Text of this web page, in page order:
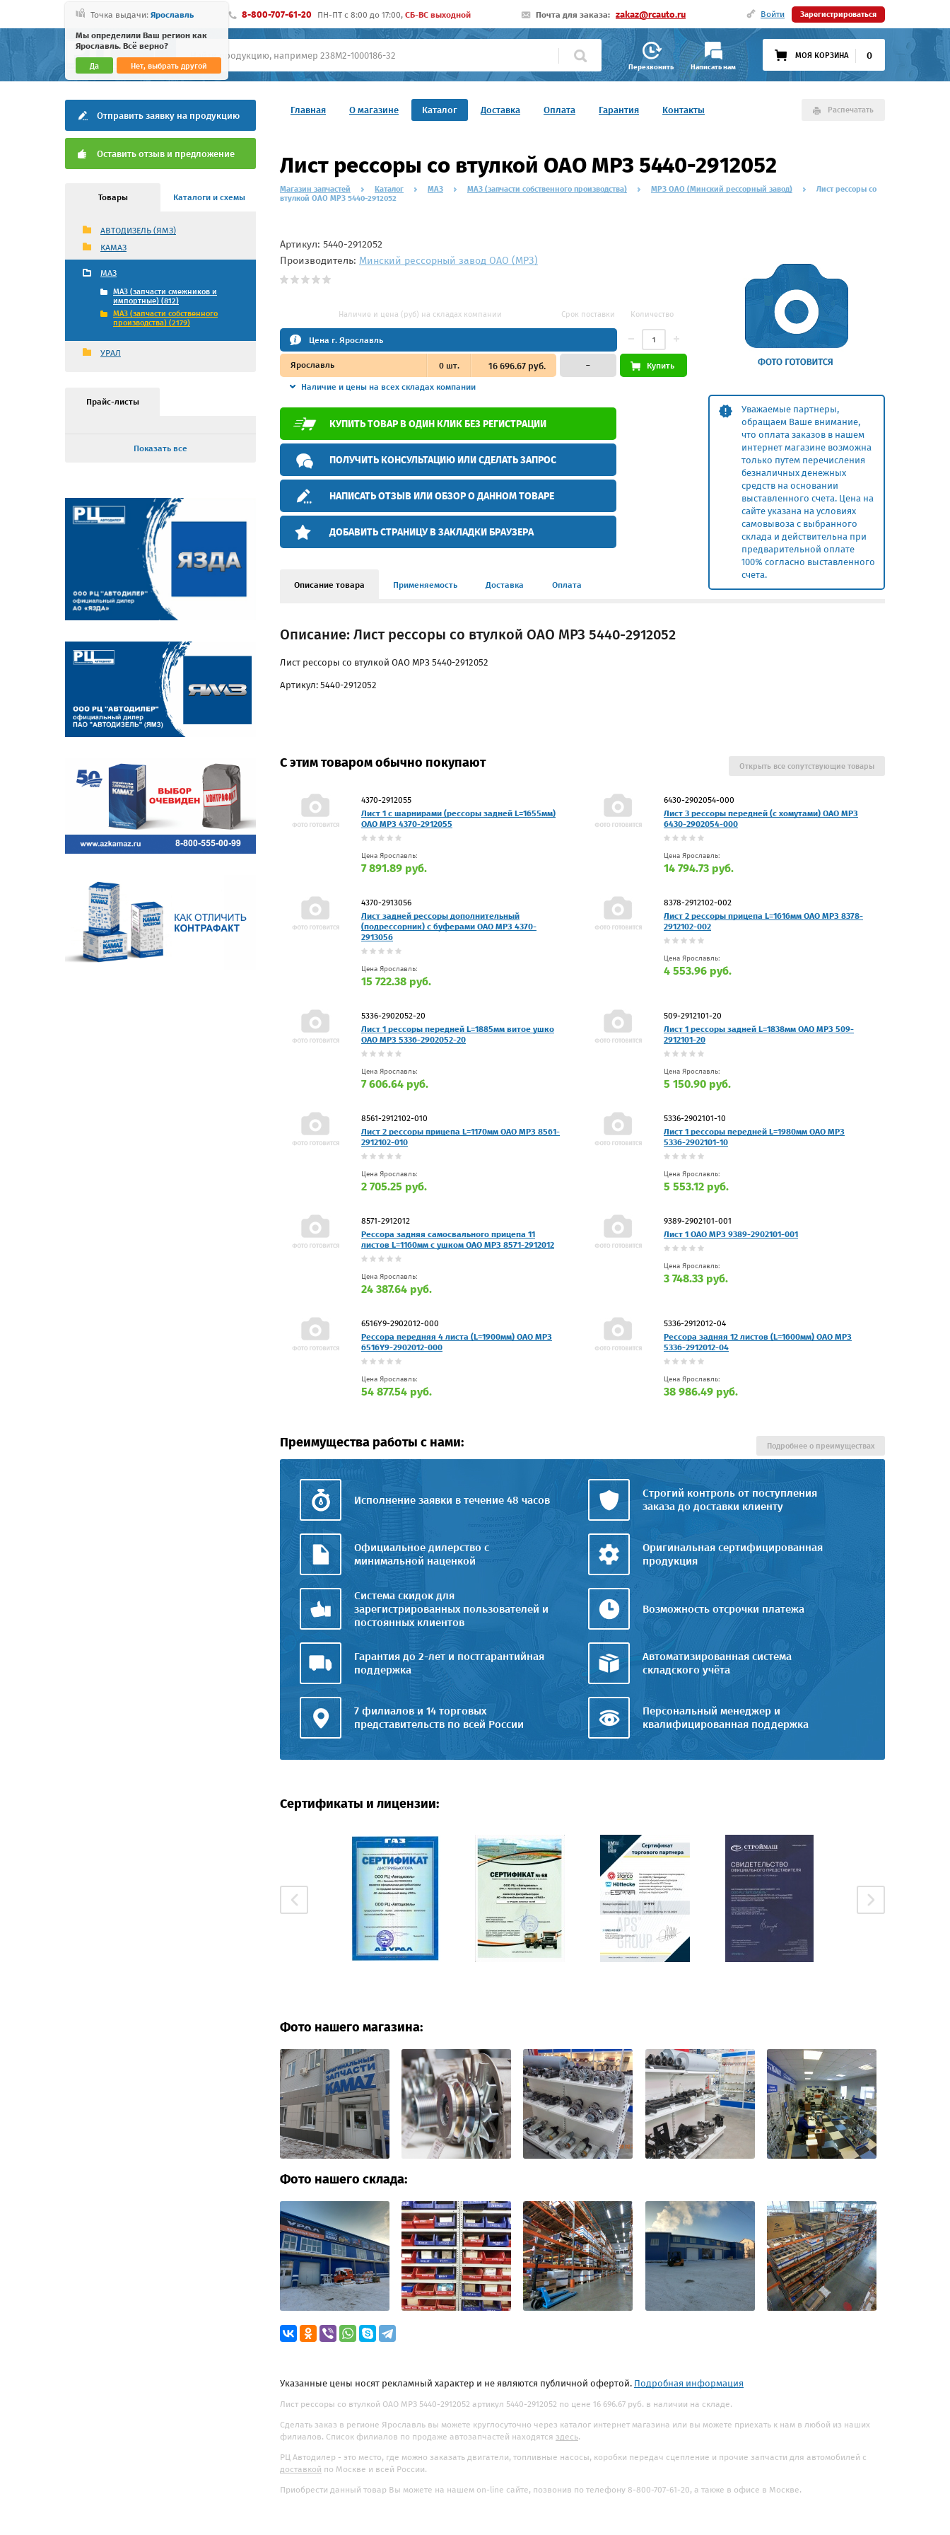
Точка выдачи: Ярославль
Мы определили Ваш регион как
Ярославль. Всё верно?
Да Нет, выбрать другой
8-800-707-61-20 ПН-ПТ c 8:00 до 17:00, СБ-ВС выходной Почта для заказа: zakaz@rcauto.ru Войти Зарегистрироваться
Перезвонить Написать нам
МОЯ КОРЗИНА 0
Главная О магазине Каталог Доставка Оплата Гарантия Контакты Распечатать
Отправить заявку на продукцию
Оставить отзыв и предложение
Товары Каталоги и схемы
АВТОДИЗЕЛЬ (ЯМЗ)
КАМАЗ
МАЗ
МАЗ (запчасти смежников и
импортные) (812)
МАЗ (запчасти собственного
производства) (2179)
УРАЛ
Прайс-листы
Показать все
Лист рессоры со втулкой ОАО МРЗ 5440-2912052
Магазин запчастей Каталог МАЗ МАЗ (запчасти собственного производства) МРЗ ОАО (Минский рессорный завод)
Лист рессоры со
втулкой ОАО МРЗ 5440-2912052
Уважаемые партнеры,
обращаем Ваше внимание,
что оплата заказов в нашем
интернет магазине возможна
только путем перечисления
безналичных денежных
средств на основании
выставленного счета. Цена на
сайте указана на условиях
самовывоза с выбранного
склада и действительна при
предварительной оплате
100% согласно выставленного
счета.
Артикул: 5440-2912052
Производитель: Минский рессорный завод ОАО (МРЗ)
Наличие и цена (руб) на складах компании Срок поставки Количество
Цена г. Ярославль
Ярославль 0шт. 16 696.67 руб.
Наличие и цены на всех складах компании
– Купить
КУПИТЬ ТОВАР В ОДИН КЛИК БЕЗ РЕГИСТРАЦИИ
ПОЛУЧИТЬ КОНСУЛЬТАЦИЮ ИЛИ СДЕЛАТЬ ЗАПРОС
НАПИСАТЬ ОТЗЫВ ИЛИ ОБЗОР О ДАННОМ ТОВАРЕ
ДОБАВИТЬ СТРАНИЦУ В ЗАКЛАДКИ БРАУЗЕРА
Описание товара Применяемость Доставка Оплата
Описание: Лист рессоры со втулкой ОАО МРЗ 5440-2912052
Лист рессоры со втулкой ОАО МРЗ 5440-2912052
Артикул: 5440-2912052
С этим товаром обычно покупают
4370-2912055
Лист 1 с шарнирами (рессоры задней L=1655мм)
ОАО МРЗ 4370-2912055
Цена Ярославль:
7 891.89 руб.
6430-2902054-000
Лист 3 рессоры передней (с хомутами) ОАО МРЗ
6430-2902054-000
Цена Ярославль:
14 794.73 руб.
4370-2913056
Лист задней рессоры дополнительный
(подрессорник) с буферами ОАО МРЗ 4370-
2913056
Цена Ярославль:
15 722.38 руб.
8378-2912102-002
Лист 2 рессоры прицепа L=1616мм ОАО МРЗ 8378-
2912102-002
Цена Ярославль:
4 553.96 руб.
5336-2902052-20
Лист 1 рессоры передней L=1885мм витое ушко
ОАО МРЗ 5336-2902052-20
Цена Ярославль:
7 606.64 руб.
509-2912101-20
Лист 1 рессоры задней L=1838мм ОАО МРЗ 509-
2912101-20
Цена Ярославль:
5 150.90 руб.
8561-2912102-010
Лист 2 рессоры прицепа L=1170мм ОАО МРЗ 8561-
2912102-010
Цена Ярославль:
2 705.25 руб.
5336-2902101-10
Лист 1 рессоры передней L=1980мм ОАО МРЗ
5336-2902101-10
Цена Ярославль:
5 553.12 руб.
8571-2912012
Рессора задняя самосвального прицепа 11
листов L=1160мм с ушком ОАО МРЗ 8571-2912012
Цена Ярославль:
24 387.64 руб.
9389-2902101-001
Лист 1 ОАО МРЗ 9389-2902101-001
Цена Ярославль:
3 748.33 руб.
6516Y9-2902012-000
Рессора передняя 4 листа (L=1900мм) ОАО МРЗ
6516Y9-2902012-000
Цена Ярославль:
54 877.54 руб.
5336-2912012-04
Рессора задняя 12 листов (L=1600мм) ОАО МРЗ
5336-2912012-04
Цена Ярославль:
38 986.49 руб.
Открыть все сопутствующие товары
Преимущества работы с нами:
Исполнение заявки в течение 48 часов
Строгий контроль от поступления
заказа до доставки клиенту
Официальное дилерство с
минимальной наценкой
Оригинальная сертифицированная
продукция
Система скидок для
зарегистрированных пользователей и
постоянных клиентов
Возможность отсрочки платежа
Гарантия до 2-лет и постгарантийная
поддержка
Автоматизированная система
складского учёта
7 филиалов и 14 торговых
представительств по всей России
Персональный менеджер и
квалифицированная поддержка
Подробнее о преимуществах
Сертификаты и лицензии:
Фото нашего магазина:
Фото нашего склада:
Указанные цены носят рекламный характер и не являются публичной офертой. Подробная информация
Лист рессоры со втулкой ОАО МРЗ 5440-2912052 артикул 5440-2912052 по цене 16 696.67 руб. в наличии на складе.
Сделать заказ в регионе Ярославль вы можете круглосуточно через каталог интернет магазина или вы можете приехать к нам в любой из наших
филиалов. Список филиалов по продаже автозапчастей находятся здесь.
РЦ Автодилер - это место, где можно заказать двигатели, топливные насосы, коробки передач сцепление и прочие запчасти для автомобилей с
доставкой по Москве и всей России.
Приобрести данный товар Вы можете на нашем on-line сайте, позвонив по телефону 8-800-707-61-20, а также в офисе в Москве.